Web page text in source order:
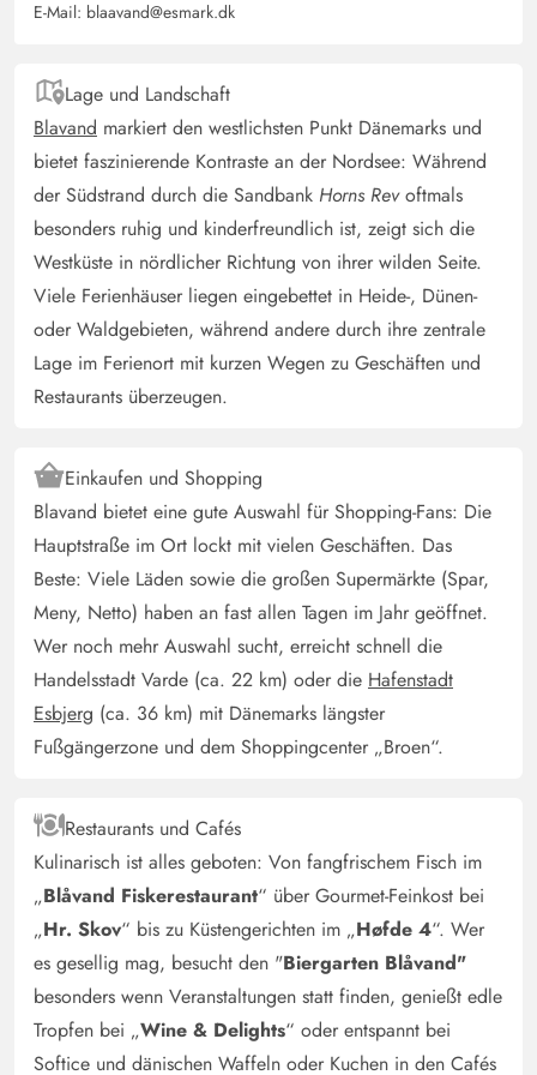
Ein tolles Ferienhaus mit Platz zum Wohlfühlen. Wie die
Privatsphäre zum nächsten Nachbarn. Toll ausgestattet
(wir waren als Paar mit Säugling dort) Fußnähe zum
Zentrum (ca. 10 min) Es war alles top, super ausgestattet
!
Marion Wolter
Deutschland
5 von 5
5 von 5
5 out of 5
20/05/2025
Das Ferienhaus und das Grundstück sind sehr gepflegt.
Die Einrichtung ist geschmackvoll, kleine feine Details
machten es zu unserem zweiten zu Hause. Gerade das
gerne wieder.
Gast
Deutschland
4 von 5
4 von 5
4 out of 5
27/04/2025
Das Ferienhaus ist sehr schön ausgestattet und
eingerichtet. Die Räume sind sehr hell und freundlich
gestaltet. Vor allem der Kamin und der Whirlpool haben
uns besonders gefallen. Abfluss im Badezimmer
verbessern, der lief nur sehr schlecht ab. Bequemlichkeit
Annika Löffers
Deutschland
4.5 von 5
4.5 von 5
4.5 out of 5
13/04/2025
Dieses schöne und gemütliche Ferienhaus ist umgeben
von schönen Kiefern und Dünengräsern. Der Whirlpool
und die Sauna sind das Highlight das Hauses. Fußläufig
ist die „Fußgängerzone“ mit vielen Geschäften und
Restaurants erreichbar und das Softeis ist nicht weit. Für
E-Mail: blaavand@esmark.dk
Lage und Landschaft
Blavand markiert den westlichsten Punkt Dänemarks und
bietet faszinierende Kontraste an der Nordsee: Während
der Südstrand durch die Sandbank Horns Revoftmals
besonders ruhig und kinderfreundlich ist, zeigt sich die
Westküste in nördlicher Richtung von ihrer wilden Seite.
Viele Ferienhäuser liegen eingebettet in Heide-, Dünen-
oder Waldgebieten, während andere durch ihre zentrale
Lage im Ferienort mit kurzen Wegen zu Geschäften und
Restaurants überzeugen.
Einkaufen und Shopping
Blavand bietet eine gute Auswahl für Shopping-Fans: Die
Hauptstraße im Ort lockt mit vielen Geschäften. Das
Beste: Viele Läden sowie die großen Supermärkte (Spar,
Meny, Netto) haben an fast allen Tagen im Jahr geöffnet.
Wer noch mehr Auswahl sucht, erreicht schnell die
Handelsstadt Varde (ca. 22 km) oder die Hafenstadt
Esbjerg (ca. 36 km) mit Dänemarks längster
Fußgängerzone und dem Shoppingcenter „Broen“.
Restaurants und Cafés
Kulinarisch ist alles geboten: Von fangfrischem Fisch im
„Blåvand Fiskerestaurant“ über Gourmet-Feinkost bei
„Hr. Skov“ bis zu Küstengerichten im „Høfde 4“. Wer
es gesellig mag, besucht den "Biergarten Blåvand"
besonders wenn Veranstaltungen statt finden, genießt edle
Tropfen bei „Wine & Delights“ oder entspannt bei
Softice und dänischen Waffeln oder Kuchen in den Cafés